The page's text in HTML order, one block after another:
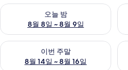
오늘 밤
8월 8일 ~ 8월 9일
오늘 밤 예약 가능 여부 확인, 8월 8내
이번 주말
8월 14일 ~ 8월 16일
이번 주말 예약 가능 여부 확인, 8월다